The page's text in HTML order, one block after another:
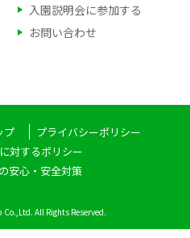
入園説明会に参加する
お問い合わせ
プ
プライバシーポリシー
対するポリシー
安心・安全対策
All Rights Reserved.